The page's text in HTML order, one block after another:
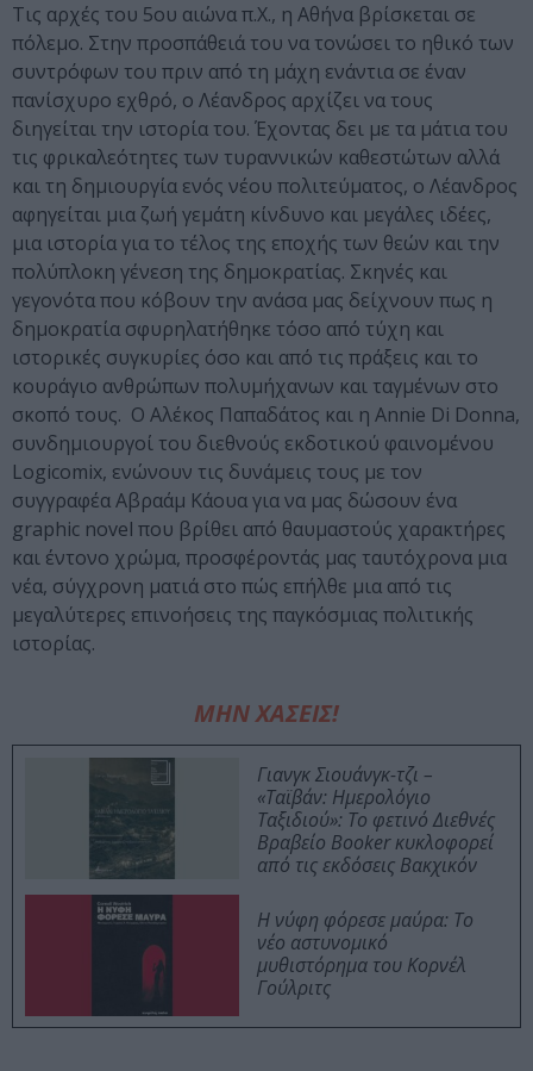
Τις αρχές του 5ου αιώνα π.Χ., η Αθήνα βρίσκεται σε
πόλεμο. Στην προσπάθειά του να τονώσει το ηθικό των
συντρόφων του πριν από τη μάχη ενάντια σε έναν
πανίσχυρο εχθρό, ο Λέανδρος αρχίζει να τους
διηγείται την ιστορία του. Έχοντας δει με τα μάτια του
τις φρικαλεότητες των τυραννικών καθεστώτων αλλά
και τη δημιουργία ενός νέου πολιτεύματος, ο Λέανδρος
αφηγείται μια ζωή γεμάτη κίνδυνο και μεγάλες ιδέες,
μια ιστορία για το τέλος της εποχής των θεών και την
πολύπλοκη γένεση της δημοκρατίας. Σκηνές και
γεγονότα που κόβουν την ανάσα μας δείχνουν πως η
δημοκρατία σφυρηλατήθηκε τόσο από τύχη και
ιστορικές συγκυρίες όσο και από τις πράξεις και το
κουράγιο ανθρώπων πολυμήχανων και ταγμένων στο
σκοπό τους. Ο Αλέκος Παπαδάτος και η Annie Di Donna,
συνδημιουργοί του διεθνούς εκδοτικού φαινομένου
Logicomix, ενώνουν τις δυνάμεις τους με τον
συγγραφέα Αβραάμ Κάουα για να μας δώσουν ένα
graphic novel που βρίθει από θαυμαστούς χαρακτήρες
και έντονο χρώμα, προσφέροντάς μας ταυτόχρονα μια
νέα, σύγχρονη ματιά στο πώς επήλθε μια από τις
μεγαλύτερες επινοήσεις της παγκόσμιας πολιτικής
ιστορίας.
ΜΗΝ ΧΑΣΕΙΣ!
Γιανγκ Σιουάνγκ-τζι –
«Ταϊβάν: Ημερολόγιο
Ταξιδιού»: Το φετινό Διεθνές
Βραβείο Booker κυκλοφορεί
από τις εκδόσεις Βακχικόν
Η νύφη φόρεσε μαύρα: Το
νέο αστυνομικό
μυθιστόρημα του Κορνέλ
Γούλριτς